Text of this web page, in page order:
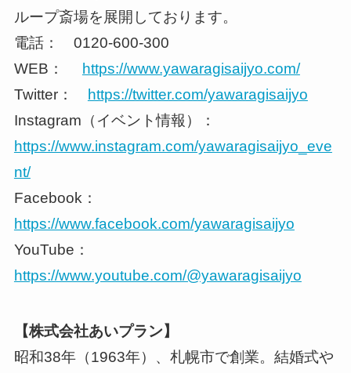
ループ斎場を展開しております。
電話： 0120-600-300
WEB：
https://www.yawaragisaijyo.com/
Twitter：
https://twitter.com/yawaragisaijyo
Instagram（イベント情報）：
https://www.instagram.com/yawaragisaijyo_eve
nt/
Facebook：
https://www.facebook.com/yawaragisaijyo
YouTube：
https://www.youtube.com/@yawaragisaijyo
【株式会社あいプラン】
昭和38年（1963年）、札幌市で創業。結婚式や